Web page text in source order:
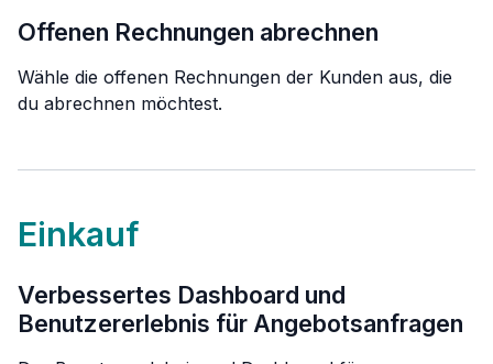
Offenen Rechnungen abrechnen
Wähle die offenen Rechnungen der Kunden aus, die
du abrechnen möchtest.
Einkauf
Verbessertes Dashboard und
Benutzererlebnis für Angebotsanfragen